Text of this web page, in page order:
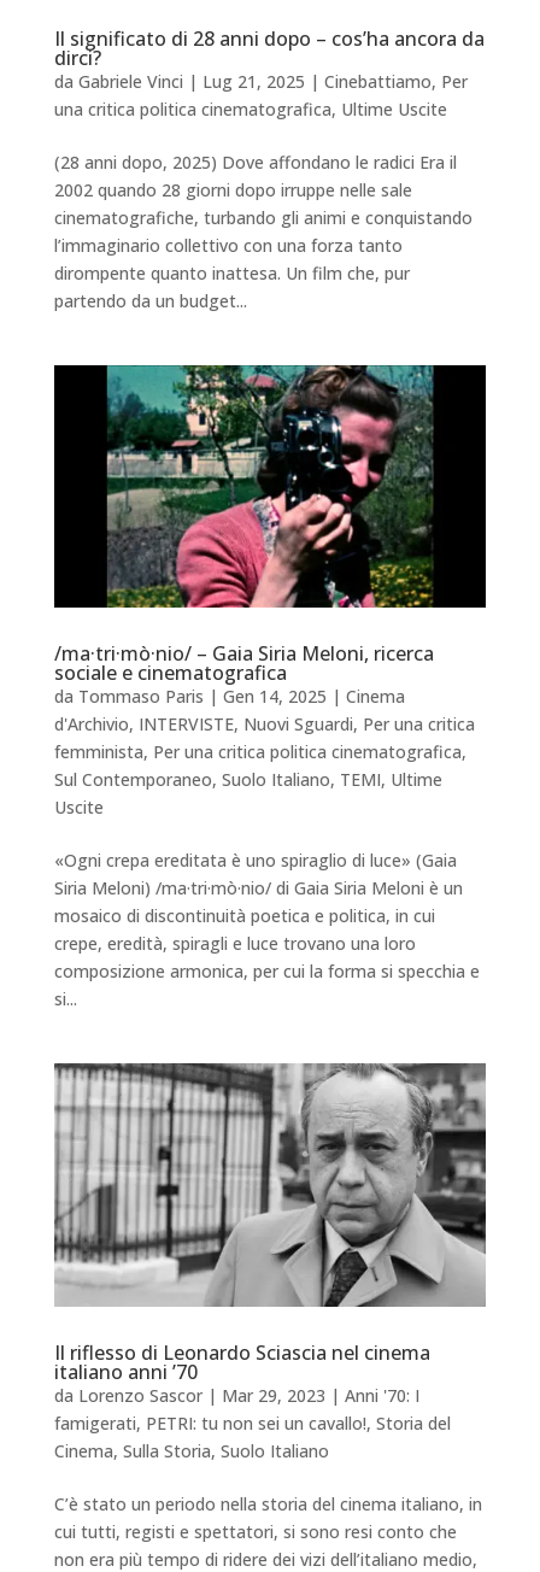
Il significato di 28 anni dopo – cos’ha ancora da
dirci?
da Gabriele Vinci | Lug 21, 2025 | Cinebattiamo, Per
una critica politica cinematografica, Ultime Uscite
(28 anni dopo, 2025) Dove affondano le radici Era il
2002 quando 28 giorni dopo irruppe nelle sale
cinematografiche, turbando gli animi e conquistando
l’immaginario collettivo con una forza tanto
dirompente quanto inattesa. Un film che, pur
partendo da un budget...
/ma·tri·mò·nio/ – Gaia Siria Meloni, ricerca
sociale e cinematografica
da Tommaso Paris | Gen 14, 2025 | Cinema
d'Archivio, INTERVISTE, Nuovi Sguardi, Per una critica
femminista, Per una critica politica cinematografica,
Sul Contemporaneo, Suolo Italiano, TEMI, Ultime
Uscite
«Ogni crepa ereditata è uno spiraglio di luce» (Gaia
Siria Meloni) /ma·tri·mò·nio/ di Gaia Siria Meloni è un
mosaico di discontinuità poetica e politica, in cui
crepe, eredità, spiragli e luce trovano una loro
composizione armonica, per cui la forma si specchia e
si...
Il riflesso di Leonardo Sciascia nel cinema
italiano anni ’70
da Lorenzo Sascor| Mar 29, 2023 | Anni '70: I
famigerati, PETRI: tu non sei un cavallo!, Storia del
Cinema, Sulla Storia, Suolo Italiano
C’è stato un periodo nella storia del cinema italiano, in
cui tutti, registi e spettatori, si sono resi conto che
non era più tempo di ridere dei vizi dell’italiano medio,